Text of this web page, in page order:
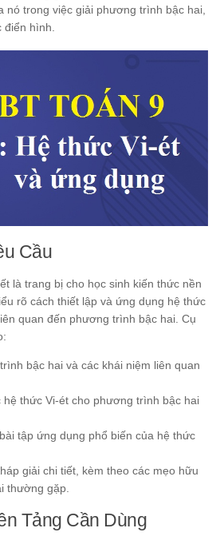
nó trong việc giải phương trình bậc hai,
điển hình.
Cầu
là trang bị cho học sinh kiến thức nền
rõ cách thiết lập và ứng dụng hệ thức
quan đến phương trình bậc hai. Cụ
bậc hai và các khái niệm liên quan
thức Vi-ét cho phương trình bậc hai
tập ứng dụng phổ biến của hệ thức
giải chi tiết, kèm theo các mẹo hữu
thường gặp.
Tảng Cần Dùng